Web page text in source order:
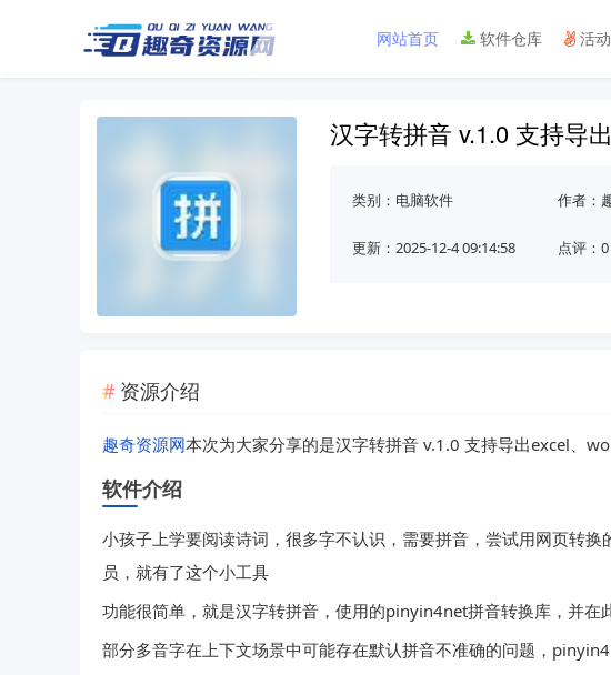
网站首页 软件仓库 活
汉字转拼音 v.1.0 支持导
类别： 电脑软件 作者：
更新：2025-12-4 09:14:58 点评：
资源介绍
趣奇资源网本次为大家分享的是汉字转拼音 v.1.0 支持导出excel、
软件介绍
小孩子上学要阅读诗词，很多字不认识，需要拼音，尝试用网页转
员，就有了这个小工具
功能很简单，就是汉字转拼音，使用的pinyin4net拼音转换库，并在
部分多音字在上下文场景中可能存在默认拼音不准确的问题，